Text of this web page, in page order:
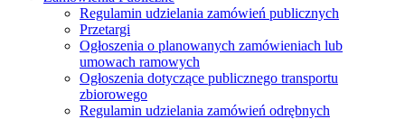
Regulamin udzielania zamówień publicznych
Przetargi
Ogłoszenia o planowanych zamówieniach lub
umowach ramowych
Ogłoszenia dotyczące publicznego transportu
zbiorowego
Regulamin udzielania zamówień odrębnych